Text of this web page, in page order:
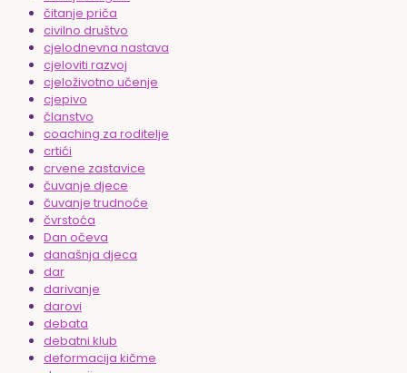
čitanje priča
civilno društvo
cjelodnevna nastava
cjeloviti razvoj
cjeloživotno učenje
cjepivo
članstvo
coaching za roditelje
crtići
crvene zastavice
čuvanje djece
čuvanje trudnoće
čvrstoća
Dan očeva
današnja djeca
dar
darivanje
darovi
debata
debatni klub
deformacija kičme